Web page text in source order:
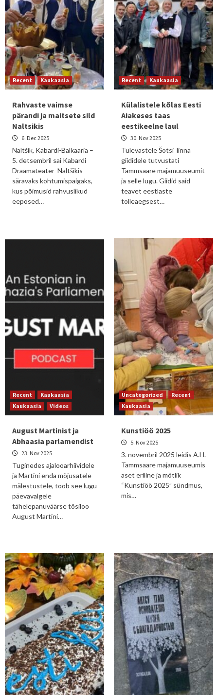
Recent Kaukaasia
Rahvaste vaimse
pärandi ja maitsete sild
Naltsikis
6. Dec 2025
Naltšik, Kabardi-Balkaaria –
5. detsembril sai Kabardi
Draamateater Naltšikis
säravaks kohtumispaigaks,
kus põimusid rahvuslikud
eeposed…
Recent Kaukaasia
Külalistele kõlas Eesti
Aiakeses taas
eestikeelne laul
30. Nov 2025
Tulevastele Šotsi linna
giididele tutvustati
Tammsaare majamuuseumit
ja selle lugu. Giidid said
teavet eestlaste
tolleaegsest…
Recent
Kaukaasia
Kaukaasia
Videos
August Martinist ja
Abhaasia parlamendist
23. Nov 2025
Tuginedes ajalooarhiividele
ja Martini enda mõjusatele
mälestustele, toob see lugu
päevavalgele
tähelepanuväärse tõsiloo
August Martini…
Uncategorized
Recent
Kaukaasia
Kunstiöö 2025
5. Nov 2025
3. novembril 2025 leidis A.H.
Tammsaare majamuuseumis
aset eriline ja mõtlik
“Kunstiöö 2025” sündmus,
mis…